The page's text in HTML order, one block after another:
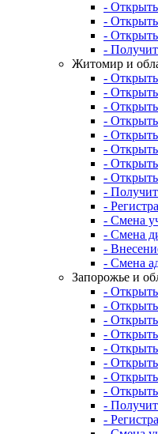
-
-
-
-
Житомир и
-
-
-
-
-
-
-
-
-
-
- Смена
- Смена
-
- Смена
Запорожье и
-
-
-
-
-
-
-
-
-
-